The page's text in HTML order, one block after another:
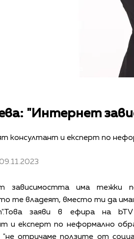
"Интернет
консултант и експерт по
зависимостта има тежки
те владеят, вместо ти да
заяви в ефира на bTV
и експерт по неформално
"не отричаме ползите от